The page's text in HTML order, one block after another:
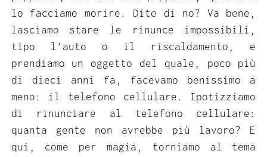
lo facciamo morire. Dite di no? Va bene,
lasciamo stare le rinunce impossibili,
tipo l’auto o il riscaldamento, e
prendiamo un oggetto del quale, poco più
di dieci anni fa, facevamo benissimo a
meno: il telefono cellulare. Ipotizziamo
di rinunciare al telefono cellulare:
quanta gente non avrebbe più lavoro? E
qui, come per magia, torniamo al tema